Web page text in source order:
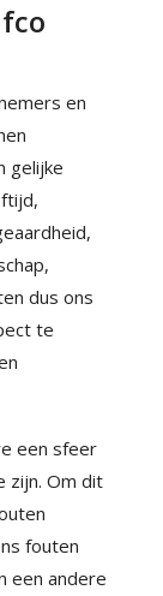
en
gelijke
dus ons
te
een sfeer
zijn. Om dit
fouten
een andere